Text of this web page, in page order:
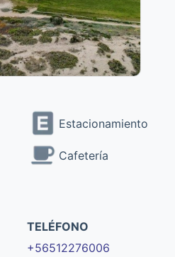
Estacionamiento
Cafetería
TELÉFONO
+56512276006